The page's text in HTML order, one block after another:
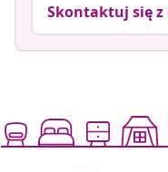
Skontaktuj się z